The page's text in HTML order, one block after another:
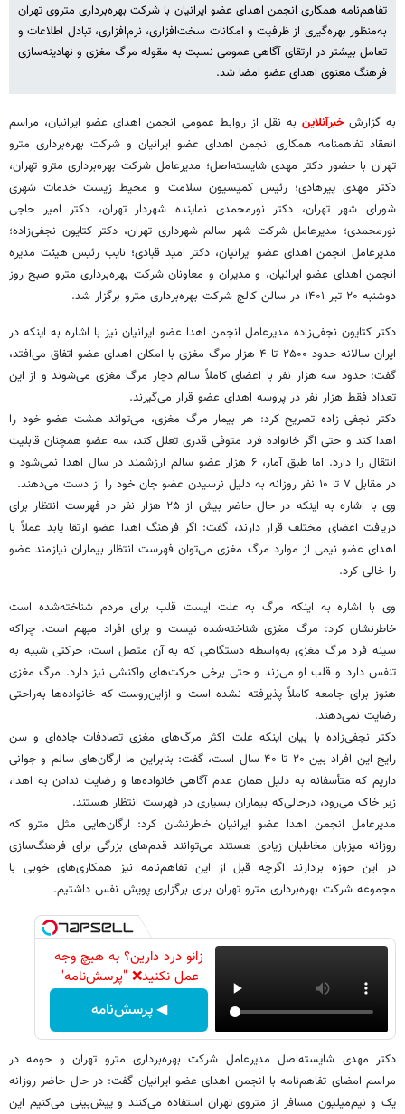
تفاهم‌نامه همکاری انجمن اهدای عضو ایرانیان با شرکت بهره‌برداری متروی تهران
به‌منظور بهره‌گیری از ظرفیت و امکانات سخت‌افزاری، نرم‌افزاری، تبادل اطلاعات و
تعامل بیشتر در ارتقای آگاهی عمومی نسبت به مقوله مرگ مغزی و نهادینه‌سازی
فرهنگ معنوی اهدای عضو امضا شد.
به گزارشخبرآنلاین به نقل از روابط عمومی انجمن اهدای عضو ایرانیان، مراسم
انعقاد تفاهمنامه همکاری انجمن اهدای عضو ایرانیان و شرکت بهره‌برداری مترو
تهران با حضور دکتر مهدی شایسته‌اصل؛ مدیرعامل شرکت بهره‌برداری مترو تهران،
دکتر مهدی پیرهادی؛ رئیس کمیسیون سلامت و محیط زیست خدمات شهری
شورای شهر تهران، دکتر نورمحمدی نماینده شهردار تهران، دکتر امیر حاجی
نورمحمدی؛ مدیرعامل شرکت شهر سالم شهرداری تهران، دکتر کتایون نجفی‌زاده؛
مدیرعامل انجمن اهدای عضو ایرانیان، دکتر امید قبادی؛ نایب رئیس هیئت مدیره
انجمن اهدای عضو ایرانیان، و مدیران و معاونان شرکت بهره‌برداری مترو صبح روز
دوشنبه ۲۰ تیر ۱۴۰۱ در سالن کالج شرکت بهره‌برداری مترو برگزار شد.
دکتر کتایون نجفی‌زاده مدیرعامل انجمن اهدا عضو ایرانیان نیز با اشاره به اینکه در
ایران سالانه حدود ۲۵۰۰ تا ۴ هزار مرگ مغزی با امکان اهدای عضو اتفاق می‌افتد،
گفت: حدود سه هزار نفر با اعضای کاملاً سالم دچار مرگ مغزی می‌شوند و از این
تعداد فقط هزار نفر در پروسه اهدای عضو قرار می‌گیرند.
دکتر نجفی زاده تصریح کرد: هر بیمار مرگ مغزی، می‌تواند هشت عضو خود را
اهدا کند و حتی اگر خانواده فرد متوفی قدری تعلل کند، سه عضو همچنان قابلیت
انتقال را دارد. اما طبق آمار، ۶ هزار عضو سالم ارزشمند در سال اهدا نمی‌شود و
در مقابل ۷ تا ۱۰ نفر روزانه به دلیل نرسیدن عضو جان خود را از دست می‌دهند.
وی با اشاره به اینکه در حال حاضر بیش از ۲۵ هزار نفر در فهرست انتظار برای
دریافت اعضای مختلف قرار دارند، گفت: اگر فرهنگ اهدا عضو ارتقا یابد عملاً با
اهدای عضو نیمی از موارد مرگ مغزی می‌توان فهرست انتظار بیماران نیازمند عضو
را خالی کرد.
وی با اشاره به اینکه مرگ به علت ایست قلب برای مردم شناخته‌شده است
خاطرنشان کرد: مرگ مغزی شناخته‌شده نیست و برای افراد مبهم است. چراکه
سینه فرد مرگ مغزی به‌واسطه دستگاهی که به آن متصل است، حرکتی شبیه به
تنفس دارد و قلب او می‌زند و حتی برخی حرکت‌های واکنشی نیز دارد. مرگ مغزی
هنوز برای جامعه کاملاً پذیرفته نشده است و ازاین‌روست که خانواده‌ها به‌راحتی
رضایت نمی‌دهند.
دکتر نجفی‌زاده با بیان اینکه علت اکثر مرگ‌های مغزی تصادفات جاده‌ای و سن
رایج این افراد بین ۲۰ تا ۴۰ سال است، گفت: بنابراین ما ارگان‌های سالم و جوانی
داریم که متأسفانه به دلیل همان عدم آگاهی خانواده‌ها و رضایت ندادن به اهدا،
زیر خاک می‌رود، درحالی‌که بیماران بسیاری در فهرست انتظار هستند.
مدیرعامل انجمن اهدا عضو ایرانیان خاطرنشان کرد: ارگان‌هایی مثل مترو که
روزانه میزبان مخاطبان زیادی هستند می‌توانند قدم‌های بزرگی برای فرهنگ‌سازی
در این حوزه بردارند اگرچه قبل از این تفاهم‌نامه نیز همکاری‌های خوبی با
مجموعه شرکت بهره‌برداری مترو تهران برای برگزاری پویش نفس داشتیم.
زانو درد دارین؟ به هیچ وجه
عمل نکنید❌ "پرسش‌نامه"
◀ پرسش‌نامه
دکتر مهدی شایسته‌اصل مدیرعامل شرکت بهره‌برداری مترو تهران و حومه در
مراسم امضای تفاهم‌نامه با انجمن اهدای عضو ایرانیان گفت: در حال حاضر روزانه
یک و نیم‌میلیون مسافر از متروی تهران استفاده می‌کنند و پیش‌بینی می‌کنیم این